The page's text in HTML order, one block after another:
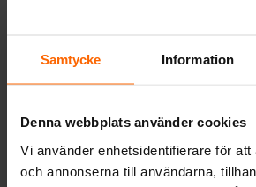
Samtycke Information
Denna webbplats använder cookies
Vi använder enhetsidentifierare för att
och annonserna till användarna,
Rökrör Ø150 –
Vinklad 1×15°
916kr
RÖKRÖR
883kr